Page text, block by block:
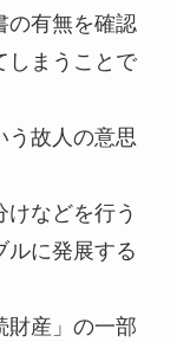
の有無を確認
しまうことで
う故人の意思
などを行う
ルに発展する
財産」の一部